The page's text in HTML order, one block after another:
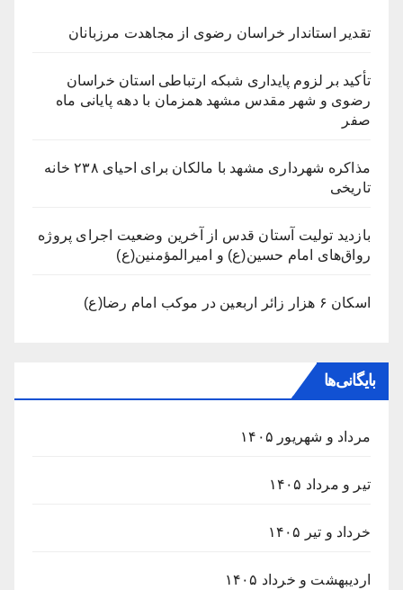
تقدیر استاندار خراسان رضوی از مجاهدت مرزبانان
تأکید بر لزوم پایداری شبکه ارتباطی استان خراسان
رضوی و شهر مقدس مشهد همزمان با دهه پایانی ماه
صفر
مذاکره شهرداری مشهد با مالکان برای احیای ۲۳۸ خانه
تاریخی
بازدید تولیت آستان قدس از آخرین وضعیت اجرای پروژه
رواق‌های امام حسین(ع) و امیرالمؤمنین(ع)
اسکان ۶ هزار زائر اربعین در موکب امام رضا(ع)
بایگانی‌ها
مرداد و شهریور ۱۴۰۵
تیر و مرداد ۱۴۰۵
خرداد و تیر ۱۴۰۵
اردیبهشت و خرداد ۱۴۰۵